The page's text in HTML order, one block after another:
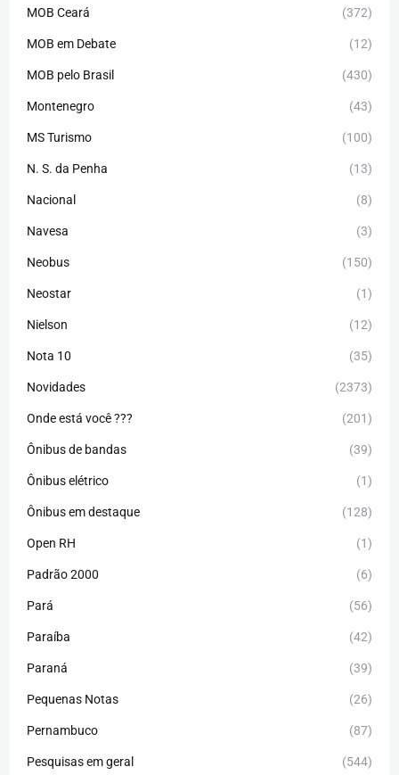
MOB Ceará (372)
MOB em Debate (12)
MOB pelo Brasil (430)
Montenegro (43)
MS Turismo (100)
N. S. da Penha (13)
Nacional (8)
Navesa (3)
Neobus (150)
Neostar (1)
Nielson (12)
Nota 10 (35)
Novidades (2373)
Onde está você ??? (201)
Ônibus de bandas (39)
Ônibus elétrico (1)
Ônibus em destaque (128)
Open RH (1)
Padrão 2000 (6)
Pará (56)
Paraíba (42)
Paraná (39)
Pequenas Notas (26)
Pernambuco (87)
Pesquisas em geral (544)